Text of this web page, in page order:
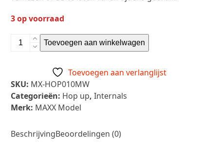
3 op voorraad
CNC
Aluminum
M4W
aantal
Toevoegen aan winkelwagen
Toevoegen aan verlanglijst
SKU: MX-HOP010MW
Categorieën: Hop up,Internals
Merk: MAXX Model
BeschrijvingBeoordelingen (0)